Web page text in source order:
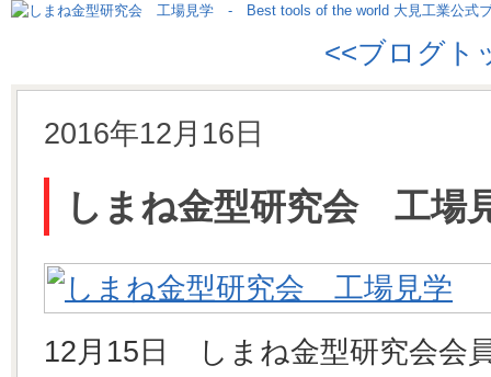
<<ブログト
2016年12月16日
しまね金型研究会 工場
12月15日 しまね金型研究会会